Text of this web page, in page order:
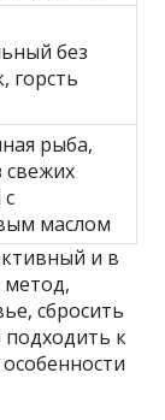
без
горсть
рыба,
свежих
маслом
и в
метод,
сбросить
к